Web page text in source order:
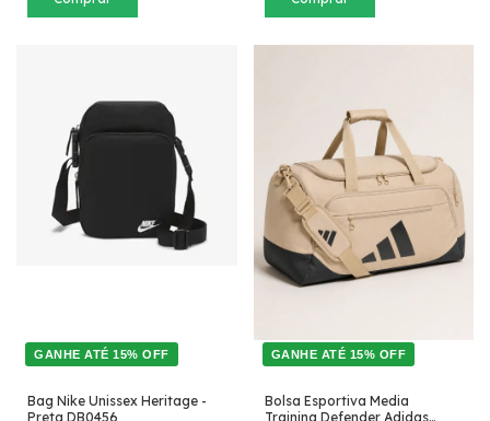
GANHE ATÉ 15% OFF
Bag Nike Unissex Heritage -
Preta DB0456
GANHE ATÉ 15% OFF
Bolsa Esportiva Media
Training Defender Adidas